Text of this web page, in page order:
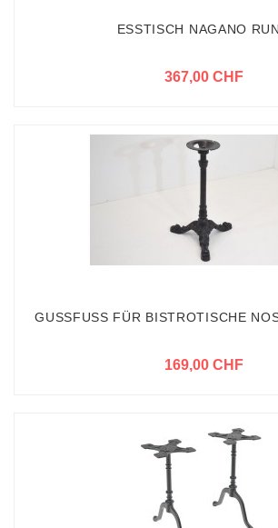
ESSTISCH NAGANO
367,00 CHF
GUSSFUSS FÜR BISTROTISCHE
169,00 CHF